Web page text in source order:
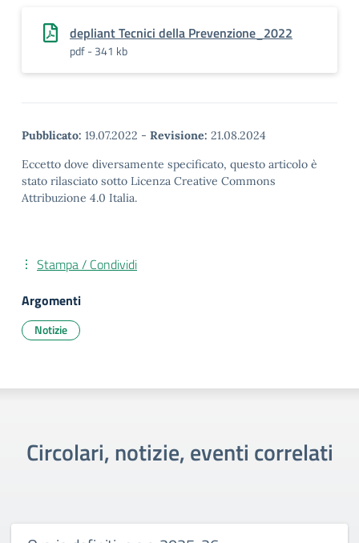
depliant Tecnici della Prevenzione_2022
pdf - 341 kb
Pubblicato: 19.07.2022 - Revisione: 21.08.2024
Eccetto dove diversamente specificato, questo articolo è
stato rilasciato sotto Licenza Creative Commons
Attribuzione 4.0 Italia.
Stampa / Condividi
Argomenti
Notizie
Circolari, notizie, eventi correlati